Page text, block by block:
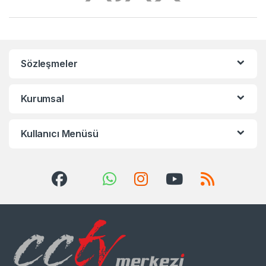
Sözleşmeler
Kurumsal
Kullanıcı Menüsü